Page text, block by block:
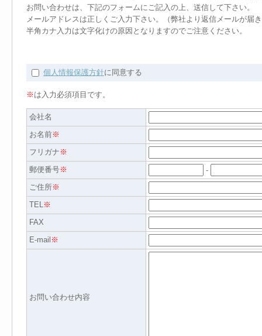
お問い合わせは、下記のフォームにご記入の上、送信して下さい。
メールアドレスは正しくご入力下さい。（弊社より返信メールが届
半角カナ入力は文字化けの原因となりますのでご注意ください。
個人情報保護方針に同意する
※ は入力必須項目です。
会社名
お名前※
フリガナ ※
郵便番号※
-
ご住所※
TEL※
FAX
E-mail ※
お問い合わせ内容